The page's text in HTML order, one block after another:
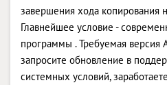
завершения хода копирования
Главнейшее условие -
программы . Требуемая версия
запросите обновление в
системных условий,